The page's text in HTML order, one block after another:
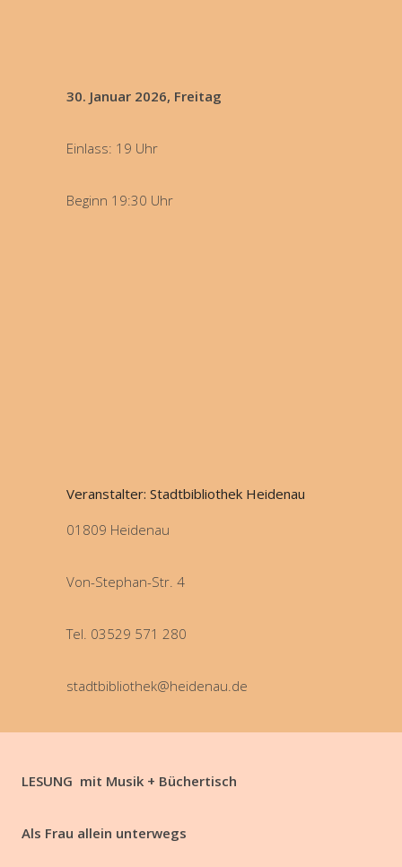
30. Januar 2026, Freitag
Einlass: 19 Uhr
Beginn 19:30 Uhr
Veranstalter: Stadtbibliothek Heidenau
01809 Heidenau
Von-Stephan-Str. 4
Tel. 03529 571 280
stadtbibliothek@heidenau.de
LESUNG mit Musik + Büchertisch
Als Frau allein unterwegs